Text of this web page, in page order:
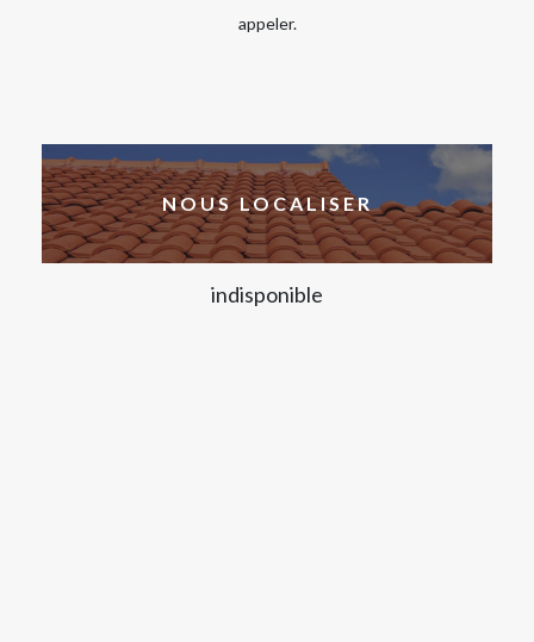
appeler.
NOUS LOCALISER
indisponible